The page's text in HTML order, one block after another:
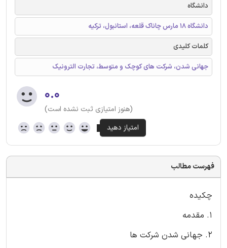
دانشگاه
دانشگاه ۱۸ مارس چاناک قلعه، استانبول، ترکیه
کلمات کلیدی
جهانی شدن، شرکت های کوچک و متوسط، تجارت الترونیک
۰.۰
(هنوز امتیازی ثبت نشده است)
فهرست مطالب
چکیده
1. مقدمه
2. جهانی شدن شرکت ها